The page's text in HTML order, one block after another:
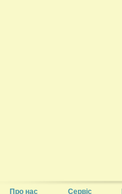
Про нас Сервіс